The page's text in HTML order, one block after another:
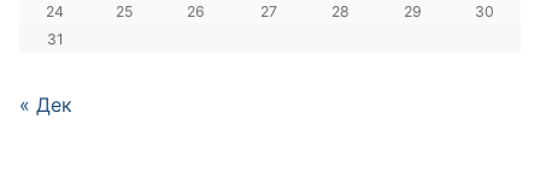
24
25 26 27 28 29
30
31
« Дек